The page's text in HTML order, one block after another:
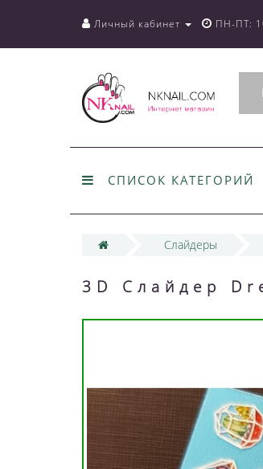
Личный кабинет ПН-ПТ:
СПИСОК КАТЕГОРИЙ
Слайдеры
3D Слайдер